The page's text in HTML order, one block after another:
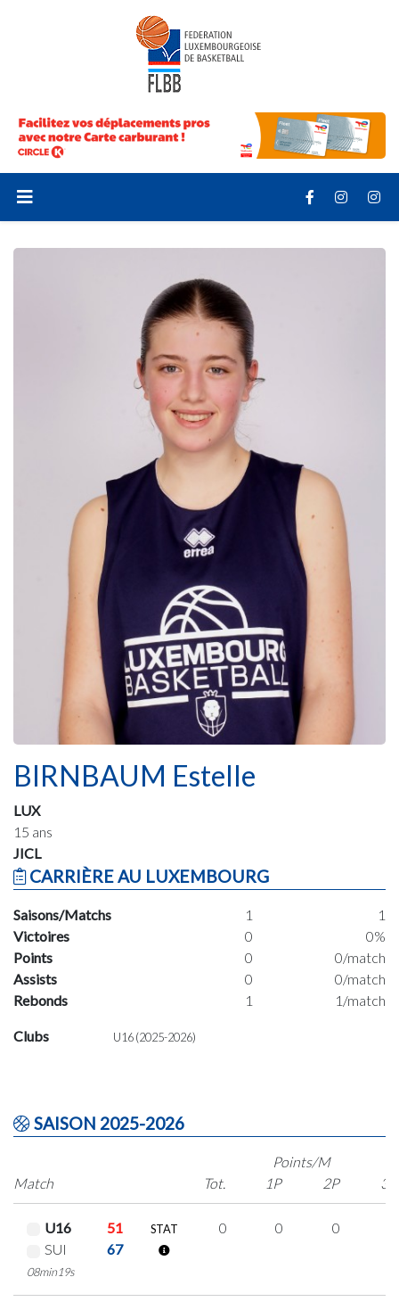
BIRNBAUM Estelle
LUX
15 ans
JICL
CARRIÈRE AU LUXEMBOURG
Saisons/Matchs 1
1
Victoires
0
0%
Points
0
0/match
Assists
0
0/match
Rebonds
1 1/match
Clubs U16 (2025-2026)
SAISON 2025-2026
Match
Points/M
Tot.
1P 2P 3P
U16
51
SUI
67
08min19s
STAT 0 0 0